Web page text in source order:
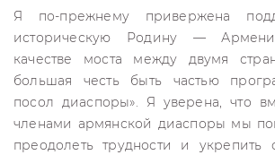
Я по-прежнему привержена
историческую Родину —
качестве моста между двумя
большая честь быть частью
посол диаспоры». Я уверена, что
членами армянской диаспоры мы
преодолеть трудности и укрепить